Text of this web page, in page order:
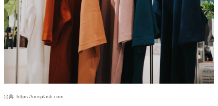
出典: https://unsplash.com